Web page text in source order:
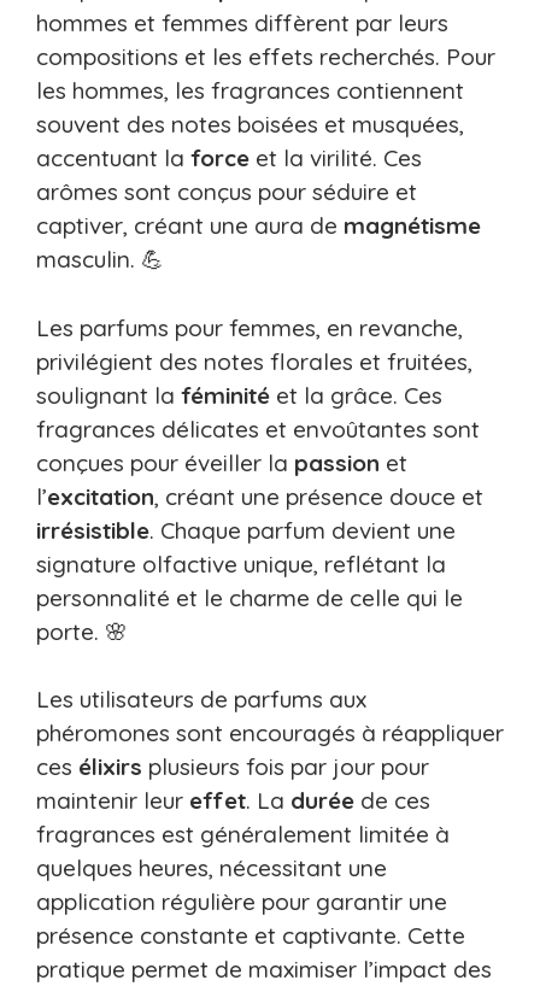
hommes et femmes diffèrent par leurs
compositions et les effets recherchés. Pour
les hommes, les fragrances contiennent
souvent des notes boisées et musquées,
accentuant la force et la virilité. Ces
arômes sont conçus pour séduire et
captiver, créant une aura de magnétisme
masculin. 💪
Les parfums pour femmes, en revanche,
privilégient des notes florales et fruitées,
soulignant la féminité et la grâce. Ces
fragrances délicates et envoûtantes sont
conçues pour éveiller la passion et
l’excitation, créant une présence douce et
irrésistible. Chaque parfum devient une
signature olfactive unique, reflétant la
personnalité et le charme de celle qui le
porte. 🌸
Les utilisateurs de parfums aux
phéromones sont encouragés à réappliquer
ces élixirs plusieurs fois par jour pour
maintenir leur effet. La durée de ces
fragrances est généralement limitée à
quelques heures, nécessitant une
application régulière pour garantir une
présence constante et captivante. Cette
pratique permet de maximiser l’impact des